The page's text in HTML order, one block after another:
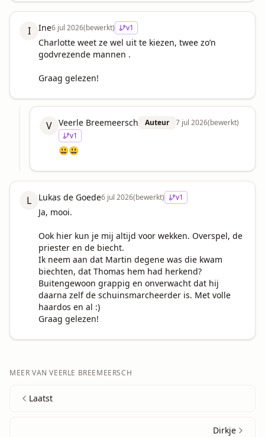
I Ine6 jul 2026(bewerkt) v1
Charlotte weet ze wel uit te kiezen, twee zo’n
godvrezende mannen .
Graag gelezen!
V Veerle Breemeersch Auteur 7 jul 2026(bewerkt)
v1
😃😃
L Lukas de Goede6 jul 2026(bewerkt) v1
Ja, mooi.
Ook hier kun je mij altijd voor wekken. Overspel, de
priester en de biecht.
Ik neem aan dat Martin degene was die kwam
biechten, dat Thomas hem had herkend?
Buitengewoon grappig en onverwacht dat hij
daarna zelf de schuinsmarcheerder is. Met volle
haardos en al :)
Graag gelezen!
MEER VANVEERLE BREEMEERSCH
Laatst
Dirkje